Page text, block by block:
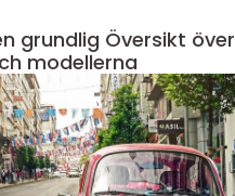
grundlig Översikt över
modellerna